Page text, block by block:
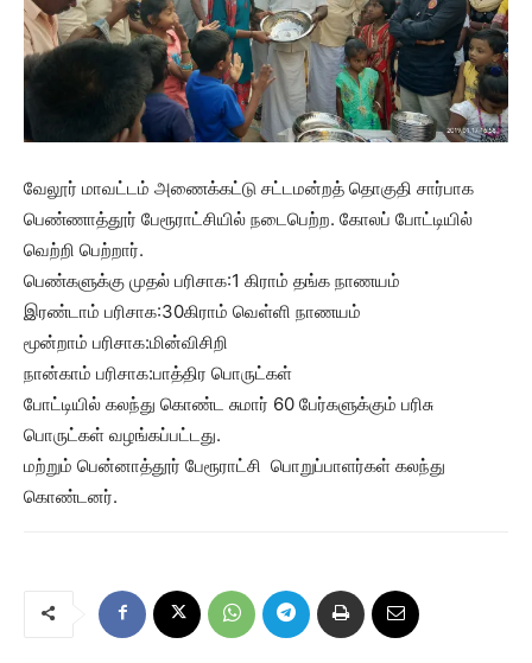
வேலூர் மாவட்டம் அணைக்கட்டு சட்டமன்றத் தொகுதி சார்பாக
பெண்ணாத்தூர் பேரூராட்சியில் நடைபெற்ற. கோலப் போட்டியில்
வெற்றி பெற்றார்.
பெண்களுக்கு முதல் பரிசாக:1 கிராம் தங்க நாணயம்
இரண்டாம் பரிசாக:30கிராம் வெள்ளி நாணயம்
மூன்றாம் பரிசாக:மின்விசிறி
நான்காம் பரிசாக:பாத்திர பொருட்கள்
போட்டியில் கலந்து கொண்ட சுமார் 60 பேர்களுக்கும் பரிசு
பொருட்கள் வழங்கப்பட்டது.
மற்றும் பென்னாத்தூர் பேரூராட்சி பொறுப்பாளர்கள் கலந்து
கொண்டனர்.